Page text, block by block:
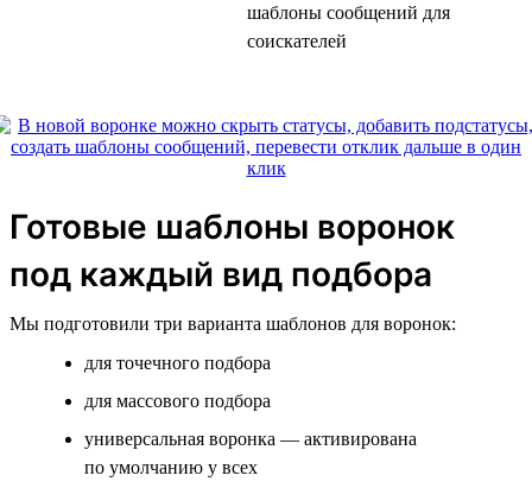
шаблоны сообщений для
соискателей
Готовые шаблоны воронок
под каждый вид подбора
Мы подготовили три варианта шаблонов для воронок:
для точечного подбора
для массового подбора
универсальная воронка — активирована
по умолчанию у всех